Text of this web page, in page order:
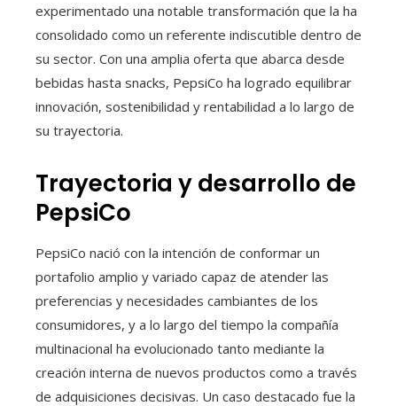
experimentado una notable transformación que la ha
consolidado como un referente indiscutible dentro de
su sector. Con una amplia oferta que abarca desde
bebidas hasta snacks, PepsiCo ha logrado equilibrar
innovación, sostenibilidad y rentabilidad a lo largo de
su trayectoria.
Trayectoria y desarrollo de
PepsiCo
PepsiCo nació con la intención de conformar un
portafolio amplio y variado capaz de atender las
preferencias y necesidades cambiantes de los
consumidores, y a lo largo del tiempo la compañía
multinacional ha evolucionado tanto mediante la
creación interna de nuevos productos como a través
de adquisiciones decisivas. Un caso destacado fue la